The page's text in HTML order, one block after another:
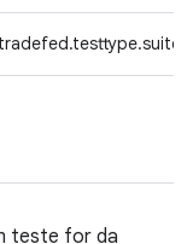
teste for da